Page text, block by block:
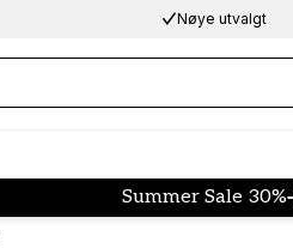
Nøye utvalgt
Summer Sale 30%